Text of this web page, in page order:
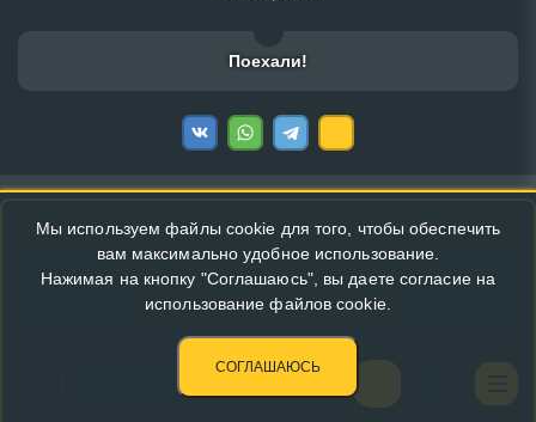
Поехали!
Мы используем файлы cookie для того, чтобы обеспечить
вам максимально удобное использование.
Нажимая на кнопку "Соглашаюсь", вы даете согласие на
использование файлов cookie.
СОГЛАШАЮСЬ